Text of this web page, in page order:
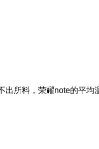
出所料，荣耀note的平均